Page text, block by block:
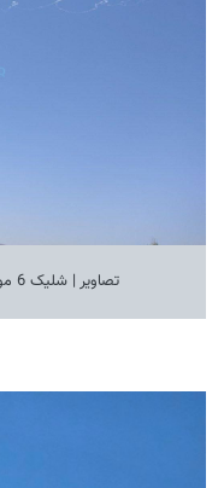
تصاویر | شلیک 6 موشک از ایران به سرزمین‌های اشغالی